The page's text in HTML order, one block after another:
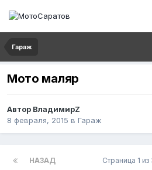
Гараж
Мото маляр
Автор ВладимирZ
8 февраля, 2015 в Гараж
НАЗАД Страница 1 из